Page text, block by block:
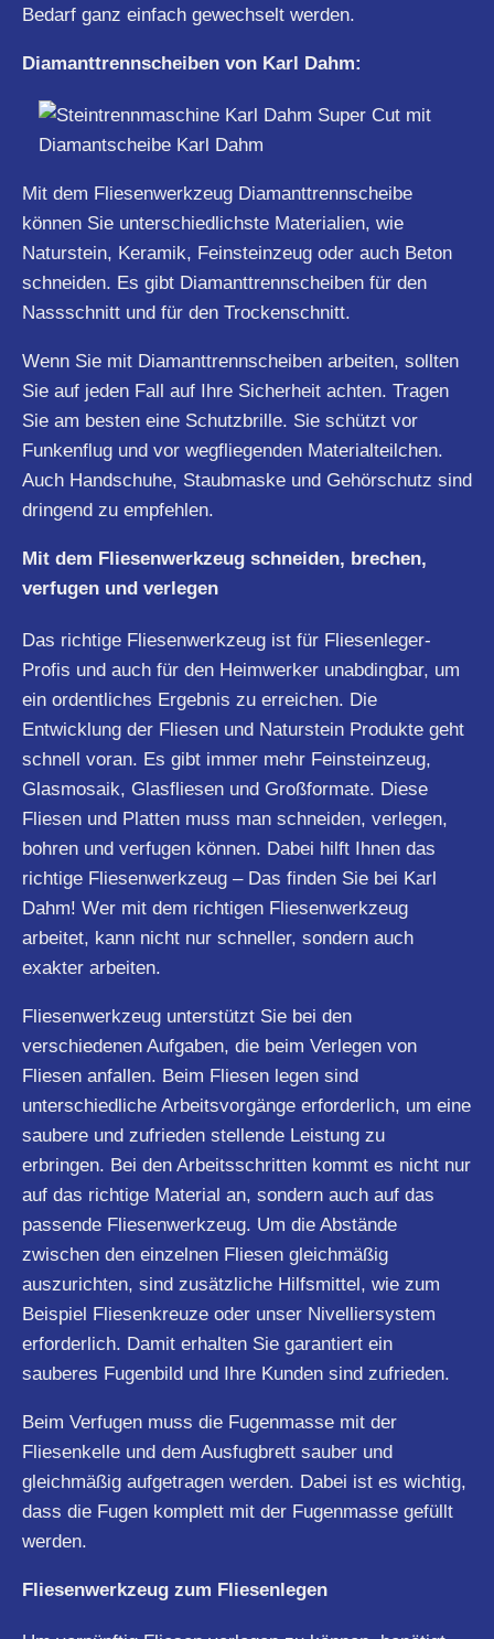
Bedarf ganz einfach gewechselt werden.
Diamanttrennscheiben von Karl Dahm:
Mit dem Fliesenwerkzeug Diamanttrennscheibe
können Sie unterschiedlichste Materialien, wie
Naturstein, Keramik, Feinsteinzeug oder auch Beton
schneiden. Es gibt Diamanttrennscheiben für den
Nassschnitt und für den Trockenschnitt.
Wenn Sie mit Diamanttrennscheiben arbeiten, sollten
Sie auf jeden Fall auf Ihre Sicherheit achten. Tragen
Sie am besten eine Schutzbrille. Sie schützt vor
Funkenflug und vor wegfliegenden Materialteilchen.
Auch Handschuhe, Staubmaske und Gehörschutz sind
dringend zu empfehlen.
Mit dem Fliesenwerkzeug schneiden, brechen,
verfugen und verlegen
Das richtige Fliesenwerkzeug ist für Fliesenleger-
Profis und auch für den Heimwerker unabdingbar, um
ein ordentliches Ergebnis zu erreichen. Die
Entwicklung der Fliesen und Naturstein Produkte geht
schnell voran. Es gibt immer mehr Feinsteinzeug,
Glasmosaik, Glasfliesen und Großformate. Diese
Fliesen und Platten muss man schneiden, verlegen,
bohren und verfugen können. Dabei hilft Ihnen das
richtige Fliesenwerkzeug – Das finden Sie bei Karl
Dahm! Wer mit dem richtigen Fliesenwerkzeug
arbeitet, kann nicht nur schneller, sondern auch
exakter arbeiten.
Fliesenwerkzeug unterstützt Sie bei den
verschiedenen Aufgaben, die beim Verlegen von
Fliesen anfallen. Beim Fliesen legen sind
unterschiedliche Arbeitsvorgänge erforderlich, um eine
saubere und zufrieden stellende Leistung zu
erbringen. Bei den Arbeitsschritten kommt es nicht nur
auf das richtige Material an, sondern auch auf das
passende Fliesenwerkzeug. Um die Abstände
zwischen den einzelnen Fliesen gleichmäßig
auszurichten, sind zusätzliche Hilfsmittel, wie zum
Beispiel Fliesenkreuze oder unser Nivelliersystem
erforderlich. Damit erhalten Sie garantiert ein
sauberes Fugenbild und Ihre Kunden sind zufrieden.
Beim Verfugen muss die Fugenmasse mit der
Fliesenkelle und dem Ausfugbrett sauber und
gleichmäßig aufgetragen werden. Dabei ist es wichtig,
dass die Fugen komplett mit der Fugenmasse gefüllt
werden.
Fliesenwerkzeug zum Fliesenlegen